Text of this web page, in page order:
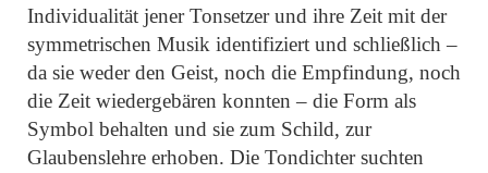
Individualität jener Tonsetzer und ihre Zeit mit der
symmetrischen Musik identifiziert und schließlich –
da sie weder den Geist, noch die Empfindung, noch
die Zeit wiedergebären konnten – die Form als
Symbol behalten und sie zum Schild, zur
Glaubenslehre erhoben. Die Tondichter suchten